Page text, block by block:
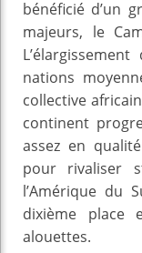
bénéficié d’un
majeurs, le
nations
collective
continent
assez en
pour rivaliser
l’Amérique du
dixième
alouettes.